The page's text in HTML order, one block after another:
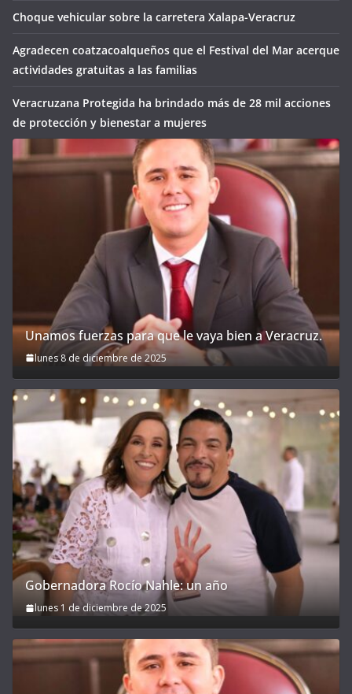
Choque vehicular sobre la carretera Xalapa-Veracruz
Agradecen coatzacoalqueños que el Festival del Mar acerque
actividades gratuitas a las familias
Veracruzana Protegida ha brindado más de 28 mil acciones
de protección y bienestar a mujeres
Unamos fuerzas para que le vaya bien a Veracruz.
lunes 8 de diciembre de 2025
Gobernadora Rocío Nahle: un año
lunes 1 de diciembre de 2025